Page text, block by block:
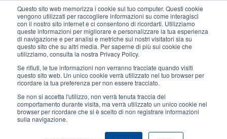
Questo sito web memorizza i cookie sul tuo computer. Questi cookie
vengono utilizzati per raccogliere informazioni su come interagisci
con il nostro sito internet e ci consentono di ricordarti. Utilizziamo
queste informazioni per migliorare e personalizzare la tua esperienza
di navigazione e per analisi e metriche sui nostri visitatori sia su
questo sito che su altri media. Per saperne di più sui cookie che
utilizziamo, consulta la nostra Privacy Policy.
Se rifiuti, le tue informazioni non verranno tracciate quando visiti
questo sito web. Un unico cookie verrà utilizzato nel tuo browser per
ricordare la tua preferenza per non essere tracciato.
Se non si accetta l'utilizzo, non verrà tenuta traccia del
comportamento durante visita, ma verrà utilizzato un unico cookie nel
browser per ricordare che si è scelto di non registrare informazioni
sulla navigazione.
contenuto
principale
User
account
User
Header
Seleziona Prodotti Contatto Vendite